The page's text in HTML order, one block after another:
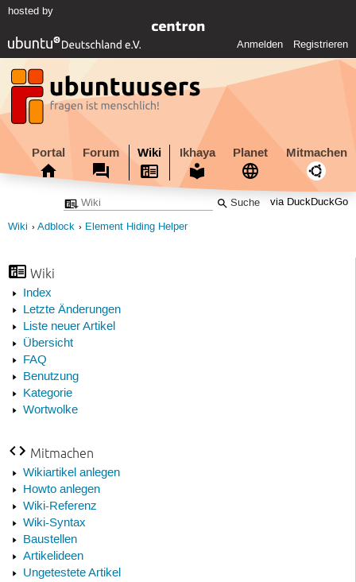
hosted by
Anmelden Registrieren
Portal Forum Wiki Ikhaya Planet Mitmachen
via DuckDuckGo
Wiki Adblock Element Hiding Helper
Wiki
Index
Letzte Änderungen
Liste neuer Artikel
Übersicht
FAQ
Benutzung
Kategorie
Wortwolke
Mitmachen
Wikiartikel anlegen
Howto anlegen
Wiki-Referenz
Wiki-Syntax
Baustellen
Artikelideen
Ungetestete Artikel